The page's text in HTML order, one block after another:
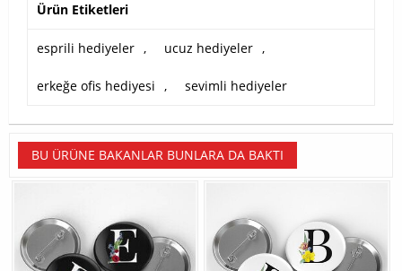
Ürün Etiketleri
esprili hediyeler , ucuz hediyeler ,
erkeğe ofis hediyesi , sevimli hediyeler
BU ÜRÜNE BAKANLAR BUNLARA DA BAKTI